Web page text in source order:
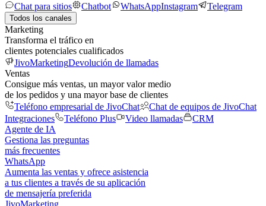
Chat para sitios
Chatbot WhatsAppInstagram Telegram
Todos los canales
Marketing
Transforma el tráfico en
clientes potenciales cualificados
JivoMarketingDevolución de llamadas
Ventas
Consigue más ventas, un mayor valor medio
de los pedidos y una mayor base de clientes
Teléfono empresarial de JivoChat
Chat de equipos de JivoChat
Integraciones
Teléfono Plus Video llamadas
CRM
Agente de IA
Gestiona las preguntas
más frecuentes
WhatsApp
Aumenta las ventas y ofrece asistencia
a tus clientes a través de su aplicación
de mensajería preferida
JivoMarketing